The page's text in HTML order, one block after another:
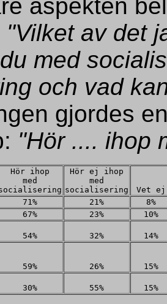
aspekten
"Vilket av det
med
och vad
gjordes
"Hör .... ihop
Hör ihop
med
Hör ej ihop
med
socialisering
Vet ej
71% 21%
8%
67% 23%
10%
54% 32%
14%
59% 26%
15%
30% 55% 15%